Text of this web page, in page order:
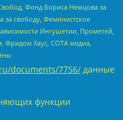
Фонд Бориса Немцова за
свободу, Феминистское
Ингушетии, Прометей,
Фридом Хаус, СОТА медиа,
documents/7756/ данные
функции